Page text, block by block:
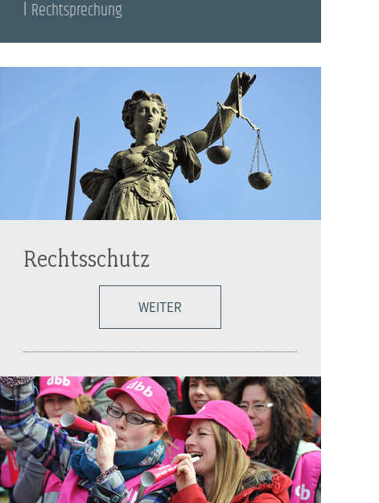
Rechtsprechung
Rechtsschutz
WEITER